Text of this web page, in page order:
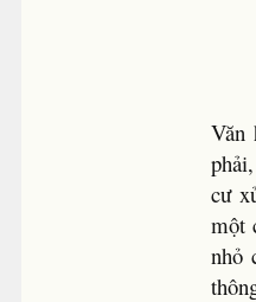
Văn
cư
một
nhỏ